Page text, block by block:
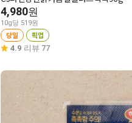
4,980원
10g당 519원
당일 픽업
4.9 리뷰 77